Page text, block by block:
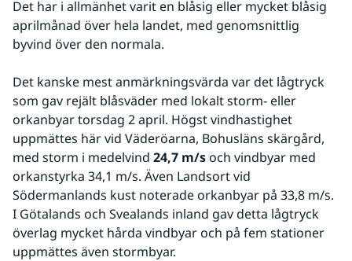
Det har i allmänhet varit en blåsig eller mycket blåsig
aprilmånad över hela landet, med genomsnittlig
byvind över den normala.
Det kanske mest anmärkningsvärda var det lågtryck
som gav rejält blåsväder med lokalt storm- eller
orkanbyar torsdag 2 april. Högst vindhastighet
uppmättes här vid Väderöarna, Bohusläns skärgård,
med storm i medelvind 24,7 m/s och vindbyar med
orkanstyrka 34,1 m/s. Även Landsort vid
Södermanlands kust noterade orkanbyar på 33,8 m/s.
I Götalands och Svealands inland gav detta lågtryck
överlag mycket hårda vindbyar och på fem stationer
uppmättes även stormbyar.